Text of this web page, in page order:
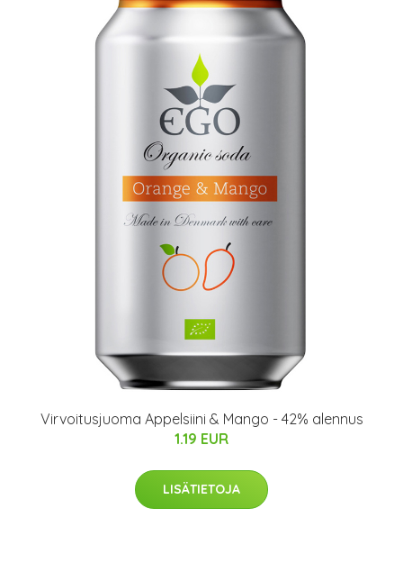
Virvoitusjuoma Appelsiini & Mango - 42% alennus
1.19 EUR
LISÄTIETOJA